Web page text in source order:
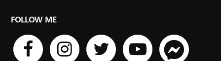
FOLLOW ME